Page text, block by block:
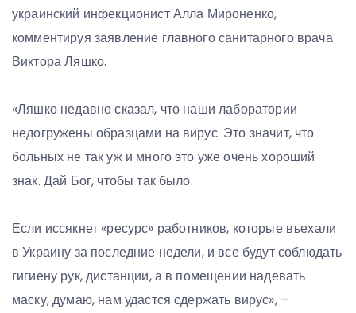
украинский инфекционист Алла Мироненко,
комментируя заявление главного санитарного врача
Виктора Ляшко.
«Ляшко недавно сказал, что наши лаборатории
недогружены образцами на вирус. Это значит, что
больных не так уж и много это уже очень хороший
знак. Дай Бог, чтобы так было.
Если иссякнет «ресурс» работников, которые въехали
в Украину за последние недели, и все будут соблюдать
гигиену рук, дистанции, а в помещении надевать
маску, думаю, нам удастся сдержать вирус», –